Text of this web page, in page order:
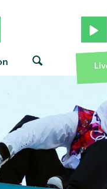
Mike Kalle · "Digo